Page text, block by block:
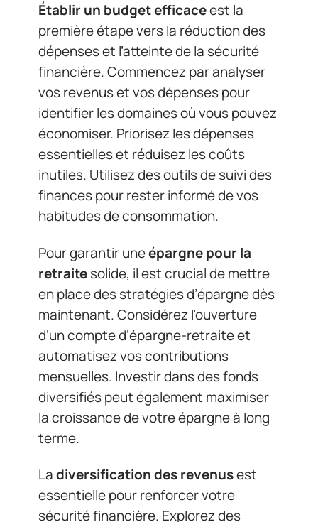
Établir un budget efficaceest la
première étape vers la réduction des
dépenses et l’atteinte de la sécurité
financière. Commencez par analyser
vos revenus et vos dépenses pour
identifier les domaines où vous pouvez
économiser. Priorisez les dépenses
essentielles et réduisez les coûts
inutiles. Utilisez des outils de suivi des
finances pour rester informé de vos
habitudes de consommation.
Pour garantir uneépargne pour la
retraitesolide, il est crucial de mettre
en place des stratégies d’épargne dès
maintenant. Considérez l’ouverture
d’un compte d’épargne-retraite et
automatisez vos contributions
mensuelles. Investir dans des fonds
diversifiés peut également maximiser
la croissance de votre épargne à long
terme.
Ladiversification des revenusest
essentielle pour renforcer votre
sécurité financière. Explorez des